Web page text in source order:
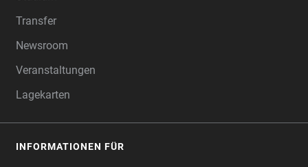
Transfer
Newsroom
Veranstaltungen
Lagekarten
INFORMATIONEN FÜR